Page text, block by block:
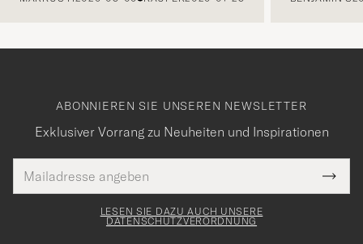
ABONNIEREN SIE UNSEREN NEWSLETTER
Exklusiver Vorrang zu Neuheiten und Inspirationen
Mail
Adresse
Tack
för
LESEN SIE DAZU AUCH UNSERE
DATENSCHUTZVERORDNUNG